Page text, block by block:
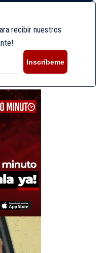
recibir nuestros
Inscríbeme